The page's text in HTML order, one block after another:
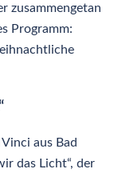
zusammengetan
Programm:
aus Bad
das Licht“, der